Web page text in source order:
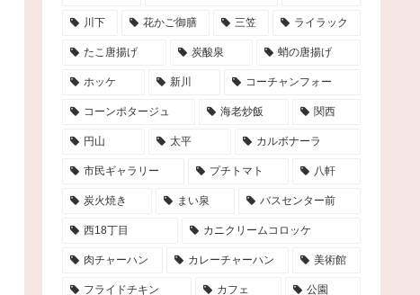
川下 花かご御膳 三笠 ライラック
たこ唐揚げ 炭酸泉 蛸の唐揚げ
ホッケ 新川 コーチャンフォー
コーンポタージュ 海老炒飯 関西
円山 太平 カルボナーラ
市民ギャラリー プチトマト 八軒
炭火焼き まい泉 バスセンター前
西18丁目 カニクリームコロッケ
肉チャーハン カレーチャーハン 美術館
フライドチキン カフェ 公園